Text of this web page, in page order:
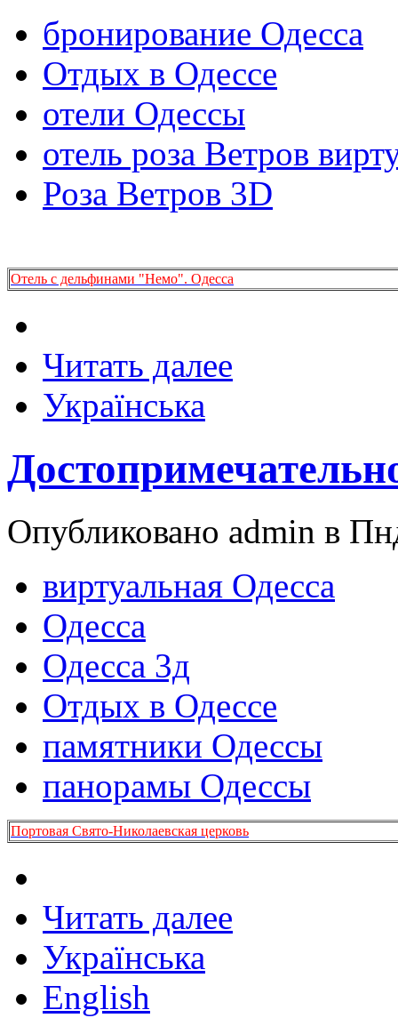
бронирование Одесса
Отдых в Одессе
отели Одессы
отель роза Ветров
Роза Ветров 3D
Отель с дельфинами "Немо". Одесса
Читать далее
Українська
Опубликовано admin в
виртуальная Одесса
Одесса
Одесса 3д
Отдых в Одессе
памятники Одессы
панорамы Одессы
Портовая Свято-Николаевская церковь
Читать далее
Українська
English